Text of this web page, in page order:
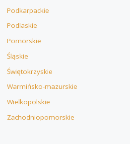
Podkarpackie
Podlaskie
Pomorskie
Śląskie
Świętokrzyskie
Warmińsko-mazurskie
Wielkopolskie
Zachodniopomorskie